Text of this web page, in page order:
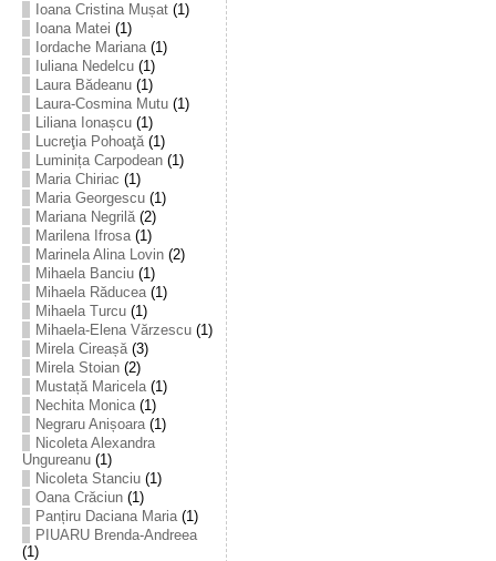
Ioana Cristina Mușat(1)
Ioana Matei (1)
Iordache Mariana(1)
Iuliana Nedelcu(1)
Laura Bădeanu(1)
Laura-Cosmina Mutu(1)
Liliana Ionașcu(1)
Lucreţia Pohoaţă(1)
Luminița Carpodean(1)
Maria Chiriac (1)
Maria Georgescu(1)
Mariana Negrilă(2)
Marilena Ifrosa(1)
Marinela Alina Lovin(2)
Mihaela Banciu(1)
Mihaela Răducea(1)
Mihaela Turcu(1)
Mihaela-Elena Vărzescu(1)
Mirela Cireașă(3)
Mirela Stoian(2)
Mustață Maricela(1)
Nechita Monica(1)
Negraru Anișoara(1)
Nicoleta Alexandra
Ungureanu(1)
Nicoleta Stanciu(1)
Oana Crăciun(1)
Panțiru Daciana Maria(1)
PIUARU Brenda-Andreea
(1)